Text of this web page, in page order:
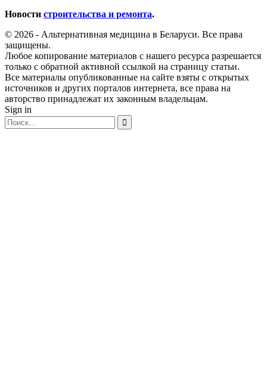
Новости строительства и ремонта.
© 2026 - Альтернативная медицина в Беларуси. Все права
защищены.
Любое копирование материалов с нашего ресурса разрешается
только с обратной активной ссылкой на страницу статьи.
Все материалы опубликованные на сайте взяты с открытых
источников и других порталов интернета, все права на
авторство принадлежат их законным владельцам.
Sign in